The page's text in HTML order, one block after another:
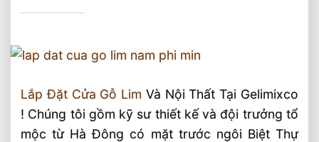
Lắp Đặt Cửa Gỗ Lim Và Nội Thất Tại Gelimixco
! Chúng tôi gồm kỹ sư thiết kế và đội trưởng tổ
mộc từ Hà Đông có mặt trước ngôi Biệt Thự